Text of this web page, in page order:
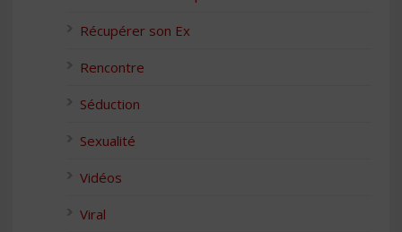
Récupérer son Ex
Rencontre
Séduction
Sexualité
Vidéos
Viral